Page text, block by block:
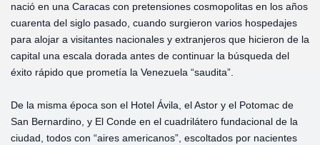
nació en una Caracas con pretensiones cosmopolitas en los años
cuarenta del siglo pasado, cuando surgieron varios hospedajes
para alojar a visitantes nacionales y extranjeros que hicieron de la
capital una escala dorada antes de continuar la búsqueda del
éxito rápido que prometía la Venezuela “saudita”.
De la misma época son el Hotel Ávila, el Astor y el Potomac de
San Bernardino, y El Conde en el cuadrilátero fundacional de la
ciudad, todos con “aires americanos”, escoltados por nacientes